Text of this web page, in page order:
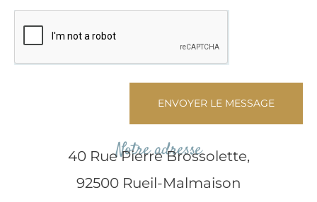
ENVOYER LE MESSAGE
Notre adresse
40 Rue Pierre Brossolette,
92500 Rueil-Malmaison